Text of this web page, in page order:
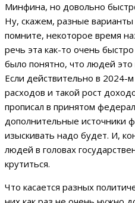
Минфина, но довольно
Ну, скажем, разные
помните, некоторое время
речь эта как-то очень
было понятно, что людей
Если действительно в 2024-
расходов и такой рост
прописал в принятом
дополнительные источники
изыскивать надо будет. И,
людей в головах
крутиться.
Что касается разных